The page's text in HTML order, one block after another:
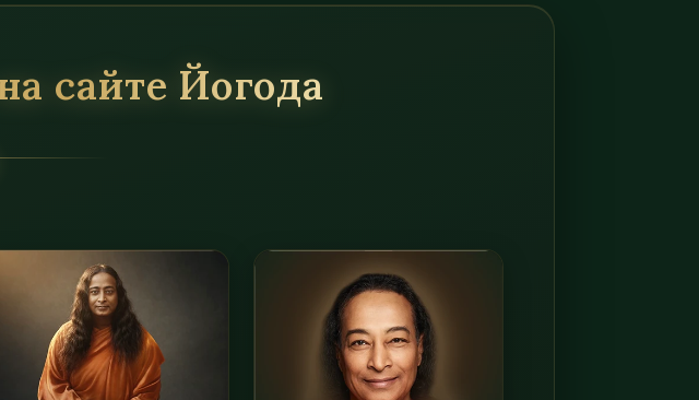
сайте Йогода